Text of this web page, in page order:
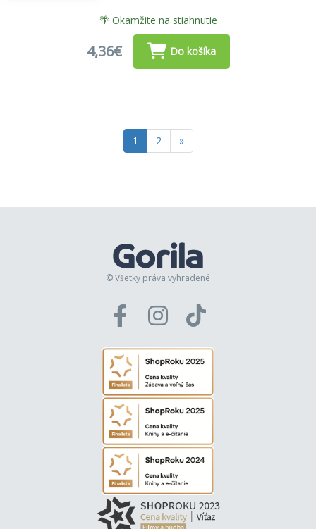
🌴 Okamžite na stiahnutie
4,36€ Do košíka
1 2 »
© Všetky práva vyhradené